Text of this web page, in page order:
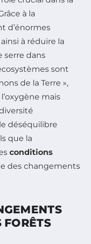
à la
d’énormes
à réduire la
serre dans
sont
de la Terre »,
mais
déséquilibre
que la
conditions
des changements
FORÊTS